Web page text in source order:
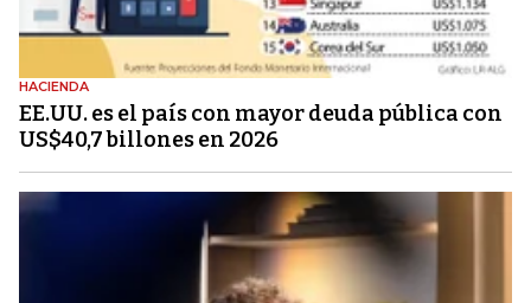
HACIENDA
EE.UU. es el país con mayor deuda pública con
US$40,7 billones en 2026